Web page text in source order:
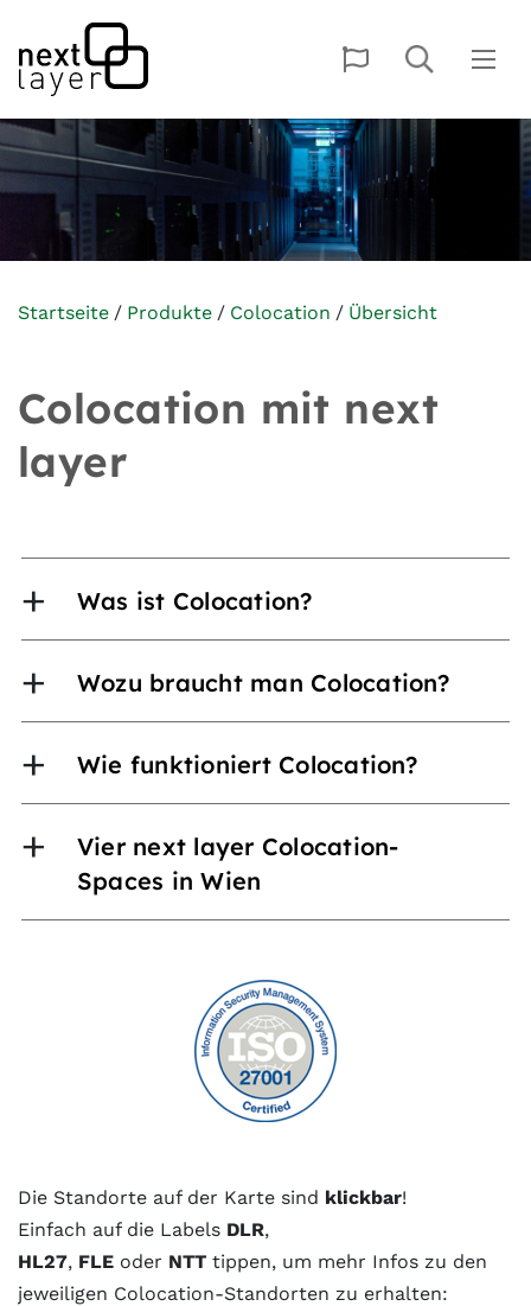
Startseite Produkte Colocation Übersicht
Colocation mit next
layer
Was ist Colocation?
Wozu braucht man Colocation?
Wie funktioniert Colocation?
Vier next layer Colocation-
Spaces in Wien
Die Standorte auf der Karte sind klickbar!
Einfach auf die Labels DLR,
HL27, FLE oder NTT tippen, um mehr Infos zu den
jeweiligen Colocation-Standorten zu erhalten: